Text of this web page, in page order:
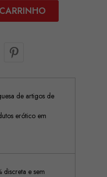
de artigos de
erótico em
discreta e sem